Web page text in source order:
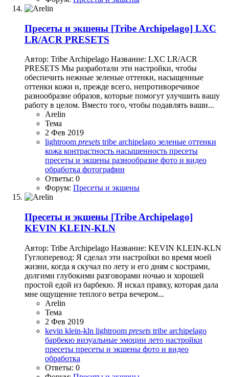
Пресеты и экшены [Tribe Archipelago] LXC
LR/ACR PRESETS
Автор: Tribe Archipelago Название: LXC LR/ACR
PRESETS Мы разработали эти настройки, чтобы
обеспечить нежные зеленые оттенки, насыщенные
оттенки кожи и, прежде всего, непротиворечивое
разнообразие образов, которые помогут улучшить вашу
работу в целом. Вместо того, чтобы подавлять ваши...
Arelin
Тема
2 Фев 2019
lightroom presets tribe archipelago зеленые оттенки
кожа контрастность насыщенность пресеты
пресеты и экшены разнообразие фото и видео
обработка фотографии
Ответы: 0
Форум: Пресеты и экшены
Пресеты и экшены [Tribe Archipelago]
KEVIN KLEIN-KLN
Автор: Tribe Archipelago Название: KEVIN KLEIN-KLN
Гуглоперевод: Я сделал эти настройки во время моей
жизни, когда я скучал по лету и его дням с кострами,
долгими глубокими разговорами ночью и хорошей
простой едой из барбекю. Я искал правку, которая дала
мне ощущение теплого ветра вечером...
Arelin
Тема
2 Фев 2019
kevin klein-kln lightroom presets tribe archipelago
барбекю визуальные эмоции лето настройки
пресеты пресеты и экшены фото и видео
обработка
Ответы: 0